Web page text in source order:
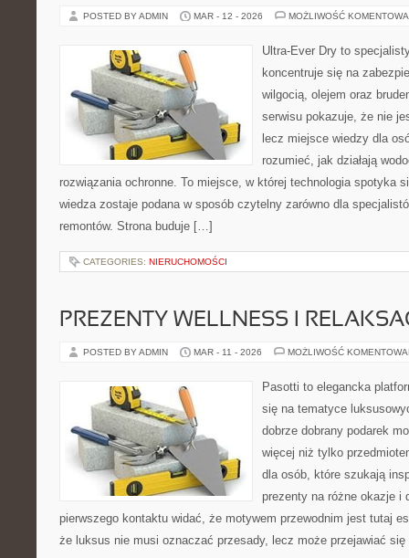
POSTED BY ADMIN MAR - 12 - 2026 MOŻLIWOŚĆ
Ultra-Ever Dry to
koncentruje się na
wilgocią, olejem oraz
serwisu pokazuje, że nie
lecz miejsce wiedzy dla
rozumieć, jak działają
rozwiązania ochronne. To miejsce, w której technologia spotyka
wiedza zostaje podana w sposób czytelny zarówno dla
remontów. Strona buduje […]
CATEGORIES: NIERUCHOMOŚCI
PREZENTY WELLNESS I
POSTED BY ADMIN MAR - 11 - 2026 MOŻLIWOŚĆ
Pasotti to elegancka
się na tematyce
dobrze dobrany podarek
więcej niż tylko
dla osób, które szukają
prezenty na różne okazje i
pierwszego kontaktu widać, że motywem przewodnim jest tutaj
że luksus nie musi oznaczać przesady, lecz może przejawiać